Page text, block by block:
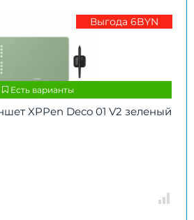
Есть варианты
Выгода 6BYN
XPPen Deco 01 V2 зеленый